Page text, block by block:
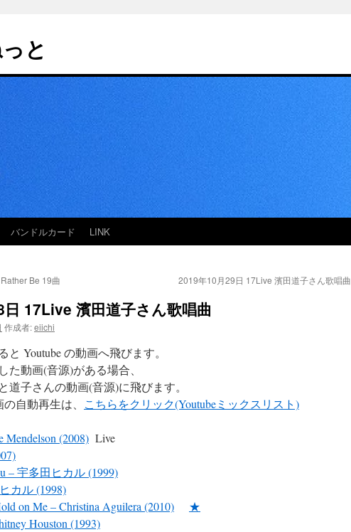
と
バンドルカード LINK
Be 19曲 2019年10月29日 17Live 濱田道子さん歌唱曲
17Live 濱田道子さん歌唱曲
作成者:eiichi
と Youtube の動画へ飛びます。
た動画(音源)がある場合、
子さんの動画(音源)に飛びます。
自動再生は、 こちらをクリック(Youtubeミックスリスト)
Mendelson (2008) Live
– 宇多田ヒカル (1999)
カル (1998)
on Me – Christina Aguilera (2010)
★
Houston (1993)